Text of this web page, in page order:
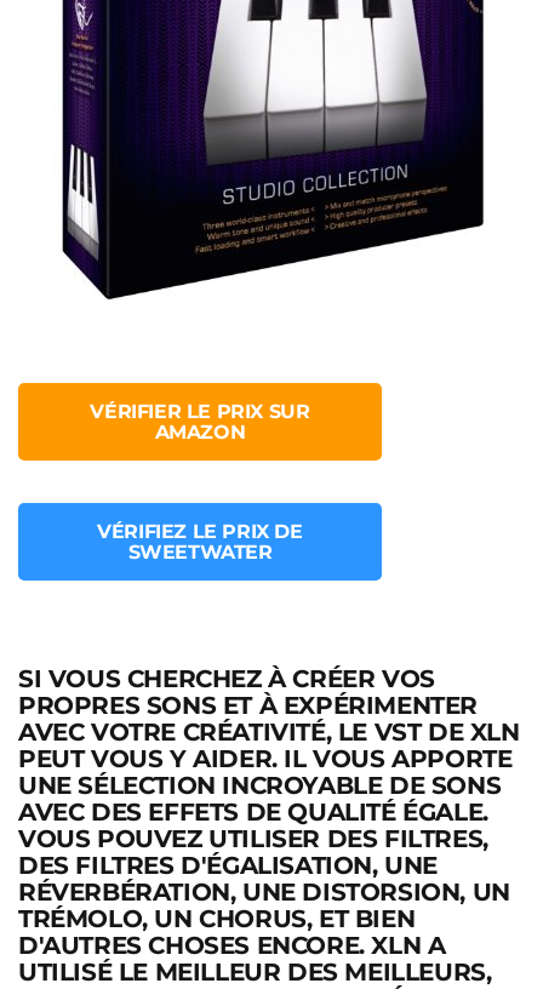
VÉRIFIER LE PRIX SUR
AMAZON
VÉRIFIEZ LE PRIX DE
SWEETWATER
SI VOUS CHERCHEZ À CRÉER VOS
PROPRES SONS ET À EXPÉRIMENTER
AVEC VOTRE CRÉATIVITÉ, LE VST DE XLN
PEUT VOUS Y AIDER. IL VOUS APPORTE
UNE SÉLECTION INCROYABLE DE SONS
AVEC DES EFFETS DE QUALITÉ ÉGALE.
VOUS POUVEZ UTILISER DES FILTRES,
DES FILTRES D'ÉGALISATION, UNE
RÉVERBÉRATION, UNE DISTORSION, UN
TRÉMOLO, UN CHORUS, ET BIEN
D'AUTRES CHOSES ENCORE. XLN A
UTILISÉ LE MEILLEUR DES MEILLEURS,